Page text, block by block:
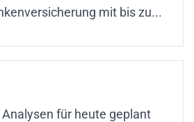
mit bis zu...
für heute geplant